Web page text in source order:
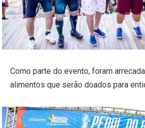
Como parte do evento, foram
alimentos que serão doados para